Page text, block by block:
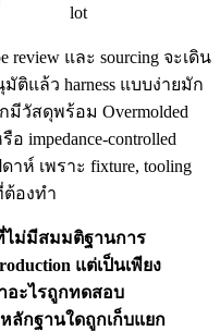
lot
review และ sourcing จะเดิน
มัติแล้ว harness แบบง่ายมัก
มีวัสดุพร้อม Overmolded
อ impedance-controlled
าห์ เพราะ fixture, tooling
ต้องทำ
ไม่มีสมมติฐานการ
แต่เป็นเพียง
อะไรถูกทดสอบ
หลักฐานใดถูกเก็บแยก